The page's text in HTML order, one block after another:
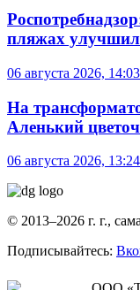
пляжах
06 августа 2026, 14:03
На
Аленький
06 августа 2026, 13:24
© 2013–2026 г. г.,
Подписывайтесь: